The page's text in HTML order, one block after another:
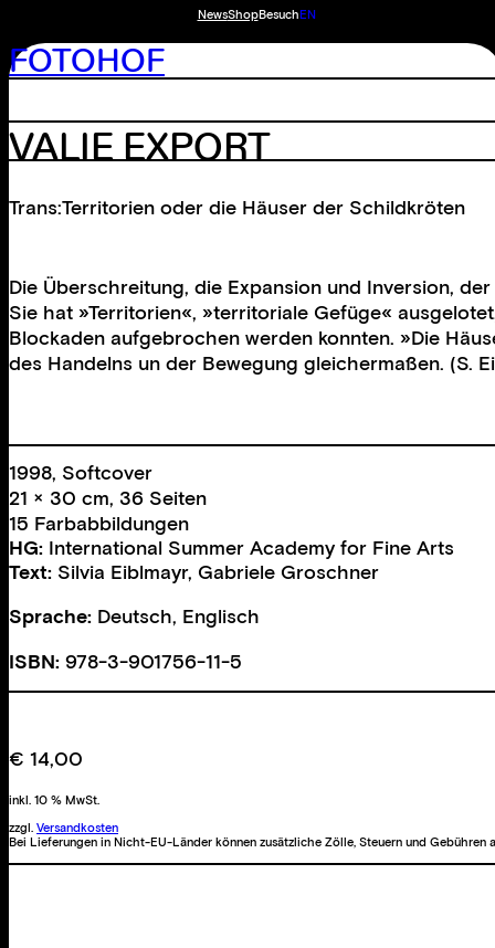
NewsShopBesuchEN
FOTOHOF
VALIE EXPORT
Trans:Territorien oder die Häuser der Schildkröten
Die Überschreitung, die Expansion und Inversion,
Sie hat »Territorien«, »territoriale Gefüge«
Blockaden aufgebrochen werden konnten. »Die
des Handelns un der Bewegung gleichermaßen. (S.
1998, Softcover
21 × 30 cm, 36 Seiten
15 Farbabbildungen
HG: International Summer Academy for Fine Arts
Text: Silvia Eiblmayr, Gabriele Groschner
Sprache: Deutsch, Englisch
ISBN: 978-3-901756-11-5
€ 14,00
inkl. 10 % MwSt.
zzgl. Versandkosten
Bei Lieferungen in Nicht-EU-Länder können zusätzliche Zölle, Steuern und Gebühren